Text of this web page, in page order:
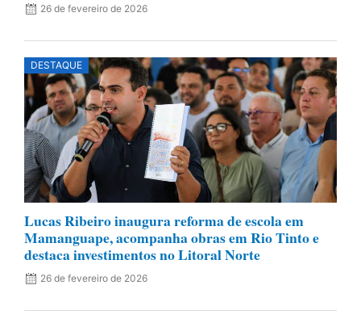
26 de fevereiro de 2026
DESTAQUE
Lucas Ribeiro inaugura reforma de escola em
Mamanguape, acompanha obras em Rio Tinto e
destaca investimentos no Litoral Norte
26 de fevereiro de 2026